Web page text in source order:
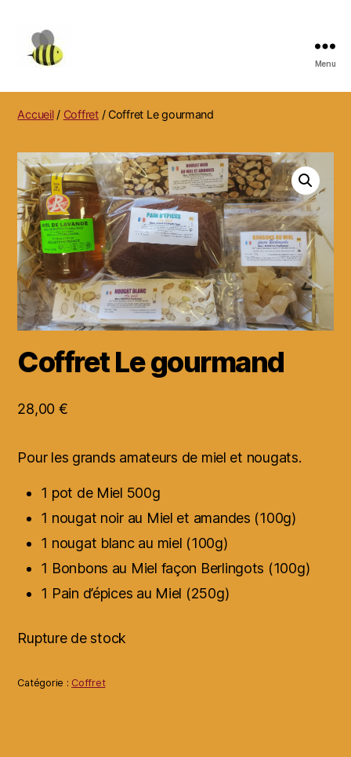
REBUFFO
APICULTEUR,
FRELONS
Menu
Accueil/ Coffret/ Coffret Le gourmand
Coffret Le gourmand
28,00 €
Pour les grands amateurs de miel et nougats.
1 pot de Miel 500g
1 nougat noir au Miel et amandes (100g)
1 nougat blanc au miel (100g)
1 Bonbons au Miel façon Berlingots (100g)
1 Pain d’épices au Miel (250g)
Rupture de stock
Catégorie : Coffret